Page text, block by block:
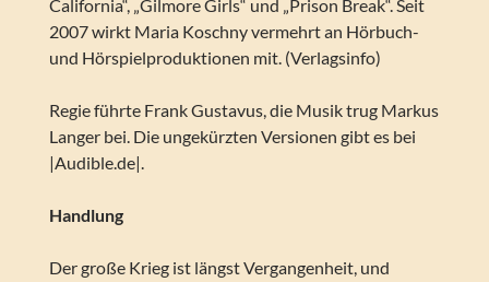
California“, „Gilmore Girls“ und „Prison Break“. Seit
2007 wirkt Maria Koschny vermehrt an Hörbuch-
und Hörspielproduktionen mit. (Verlagsinfo)
Regie führte Frank Gustavus, die Musik trug Markus
Langer bei. Die ungekürzten Versionen gibt es bei
|Audible.de|.
Handlung
Der große Krieg ist längst Vergangenheit, und